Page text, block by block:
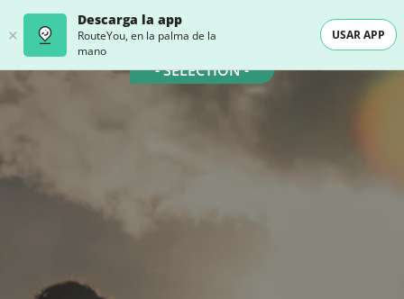
Descarga la app
RouteYou, en la palma de la
mano
USAR APP
- SELECTION -